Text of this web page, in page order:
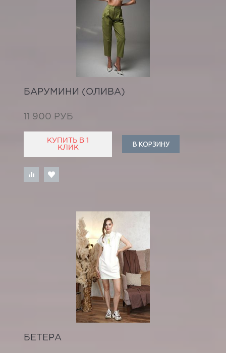
БАРУМИНИ (ОЛИВА)
11 900 РУБ
КУПИТЬ В 1
КЛИК
В КОРЗИНУ
БЕТЕРА